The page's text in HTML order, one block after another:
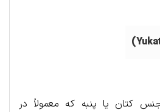
)
کتان یا پنبه که معمولاً در